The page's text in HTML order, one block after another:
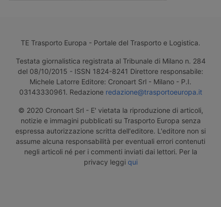
TE Trasporto Europa - Portale del Trasporto e Logistica.
Testata giornalistica registrata al Tribunale di Milano n. 284
del 08/10/2015 - ISSN 1824-8241 Direttore responsabile:
Michele Latorre Editore: Cronoart Srl - Milano - P.I.
03143330961. Redazione redazione@trasportoeuropa.it
© 2020 Cronoart Srl - E' vietata la riproduzione di articoli,
notizie e immagini pubblicati su Trasporto Europa senza
espressa autorizzazione scritta dell'editore. L'editore non si
assume alcuna responsabilità per eventuali errori contenuti
negli articoli né per i commenti inviati dai lettori. Per la
privacy leggi qui